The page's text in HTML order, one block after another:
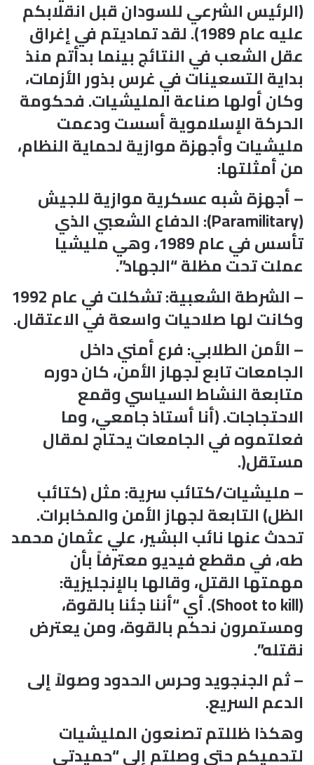
(الرئيس الشرعي للسودان قبل انقلابكم
عليه عام 1989). لقد تماديتم في إغراق
عقل الشعب في النتائج بينما بدأتم منذ
بداية التسعينات في غرس بذور الأزمات،
وكان أولها صناعة المليشيات. فحكومة
الحركة الإسلاموية أسست ودعمت
مليشيات وأجهزة موازية لحماية النظام،
من أمثلتها:
– أجهزة شبه عسكرية موازية للجيش
(Paramilitary): الدفاع الشعبي الذي
تأسس في عام 1989، وهي مليشيا
عملت تحت مظلة “الجهاد”.
– الشرطة الشعبية: تشكلت في عام 1992
وكانت لها صلاحيات واسعة في الاعتقال.
– الأمن الطلابي: فرع أمني داخل
الجامعات تابع لجهاز الأمن، كان دوره
متابعة النشاط السياسي وقمع
الاحتجاجات. (أنا أستاذ جامعي، وما
فعلتموه في الجامعات يحتاج لمقال
مستقل(.
– مليشيات/كتائب سرية: مثل (كتائب
الظل) التابعة لجهاز الأمن والمخابرات.
تحدث عنها نائب البشير، علي عثمان محمد
طه، في مقطع فيديو معترفاً بأن
مهمتها القتل، وقالها بالإنجليزية:
(Shoot to kill). أي “أننا جئنا بالقوة،
ومستمرون نحكم بالقوة، ومن يعترض
نقتله”.
– ثم الجنجويد وحرس الحدود وصولاً إلى
الدعم السريع.
وهكذا ظللتم تصنعون المليشيات
لتحميكم حتى وصلتم إلى “حميدتي